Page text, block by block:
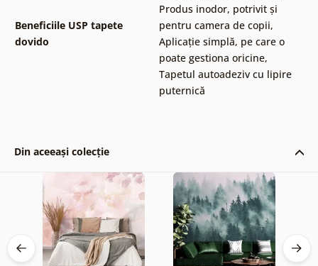
Beneficiile USP tapete
dovido
Produs inodor, potrivit și
pentru camera de copii,
Aplicație simplă, pe care o
poate gestiona oricine,
Tapetul autoadeziv cu lipire
puternică
Din aceeași colecție